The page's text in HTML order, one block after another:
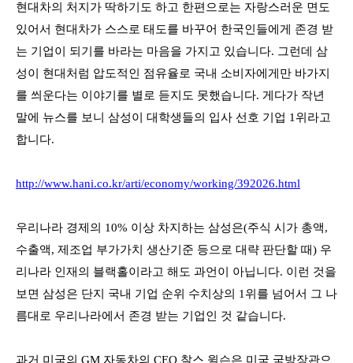
현대차의 처지가 딱하기도 하고 한편으로는 자랑스러운 면도
있어서 현대차가 스스로 태도를 바꾸어 한국인들에게 존경 받
는 기업이 되기를 바라는 마음을 가지고 있습니다. 그런데 삼
성이 현대처럼 압도적인 점유율로 국내 소비자에게만 바가지
를 씌운다는 이야기를 별로 듣지도 못했습니다. 게다가 작년
말에 뉴스를 보니 삼성이 대학생들의 입사 선호 기업 1 위라고
합니다.
http://www.hani.co.kr/arti/economy/working/392026.html
우리나라 경제의 10% 이상 차지하는 삼성은(주식 시가 총액,
수출액, 제조업 부가가치 생산기준 등으로 대략 판단할 때) 우
리나라 인재의 블랙홀이라고 해도 과언이 아닙니다. 이런 것을
보면 삼성은 단지 국내 기업 순위 수치상의 1 위를 넘어서 그 나
름대로 우리나라에서 존경 받는 기업인 것 같습니다.
과거 미국의 GM 자동차의 CEO 찰스 윌슨은 미국 국방장관으